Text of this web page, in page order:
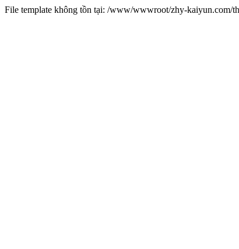
File template không tồn tại: /www/wwwroot/zhy-kaiyun.com/